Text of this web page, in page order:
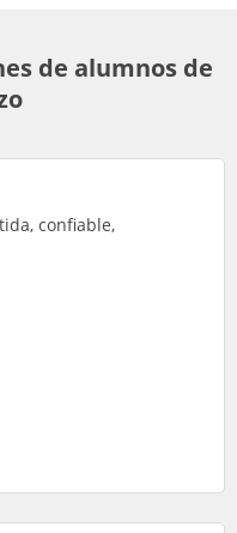
de alumnos de
confiable,